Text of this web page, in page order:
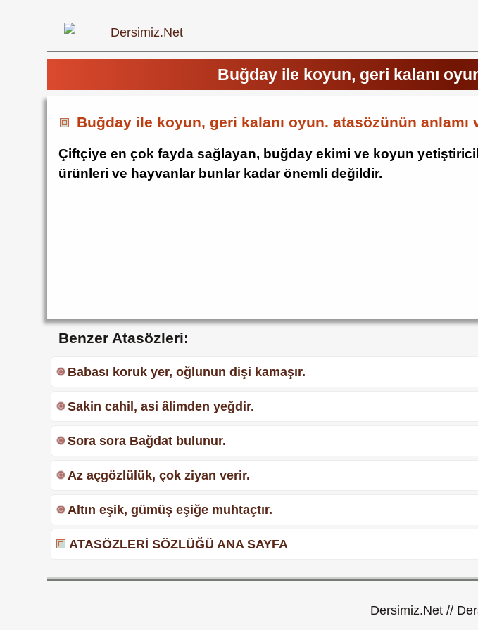
Buğday ile koyun, geri kalanı
Buğday ile koyun, geri kalanı oyun. atasözünün anlamı
Çiftçiye en çok fayda sağlayan, buğday ekimi ve koyun
ürünleri ve hayvanlar bunlar kadar önemli değildir.
Benzer Atasözleri:
Babası koruk yer, oğlunun dişi kamaşır.
Sakin cahil, asi âlimden yeğdir.
Sora sora Bağdat bulunur.
Az açgözlülük, çok ziyan verir.
Altın eşik, gümüş eşiğe muhtaçtır.
ATASÖZLERİ SÖZLÜĞÜ ANA SAYFA
Dersimiz.Net //